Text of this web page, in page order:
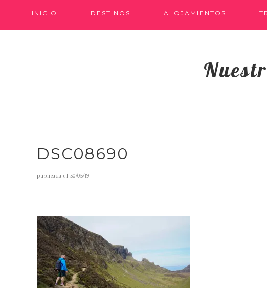
INICIO DESTINOS ALOJAMIENTOS
DSC08690
publicada el 30/05/19